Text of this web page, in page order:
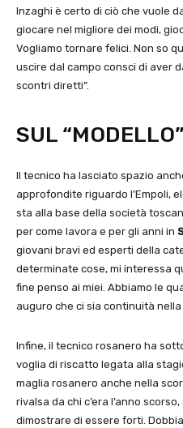
Inzaghi è certo di ciò che vuole
giocare nel migliore dei modi,
Vogliamo tornare felici. Non so
uscire dal campo consci di aver
scontri diretti”.
SUL
Il tecnico ha lasciato spazio
approfondite riguardo l’Empoli,
sta alla base della società
per come lavora e per gli anni in
giovani bravi ed esperti della
determinate cose, mi interessa
fine penso ai miei. Abbiamo le
auguro che ci sia continuità nella
Infine, il tecnico rosanero ha
voglia di riscatto legata alla
maglia rosanero anche nella
rivalsa da chi c’era l’anno
dimostrare di essere forti.